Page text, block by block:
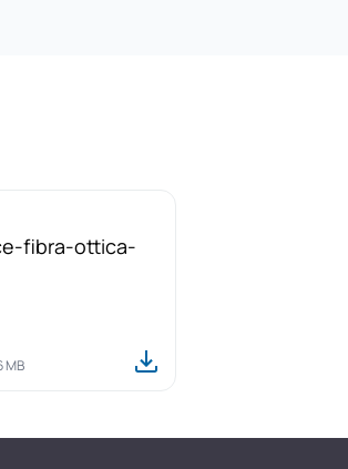
fibra-ottica-
MB